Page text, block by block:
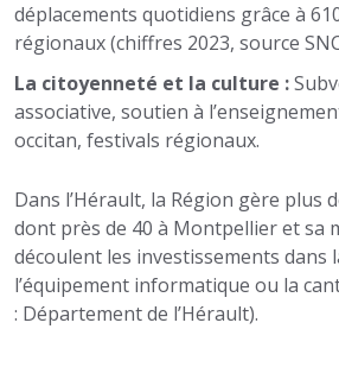
déplacements quotidiens grâce à
régionaux (chiffres 2023, source
La citoyenneté et la culture :
associative, soutien à
occitan, festivals régionaux.
Dans l’Hérault, la Région gère plus
dont près de 40 à Montpellier et sa
découlent les investissements dans
l’équipement informatique ou la
: Département de l’Hérault).